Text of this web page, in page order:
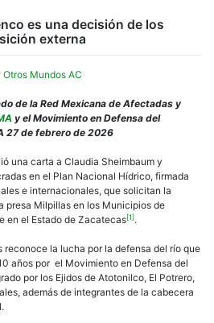
es una decisión de los
externa
Otros Mundos AC
de la Red Mexicana de Afectadas y
y el Movimiento en Defensa del
27 de febrero de 2026
una carta a Claudia Sheimbaum y
en el Plan Nacional Hídrico, firmada
e internacionales, que solicitan la
presa Milpillas en los Municipios de
en el Estado de Zacatecas[1].
reconoce la lucha por la defensa del río que
años por el Movimiento en Defensa del
por los Ejidos de Atotonilco, El Potrero,
además de integrantes de la cabecera